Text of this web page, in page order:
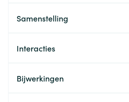
Samenstelling
Interacties
Bijwerkingen